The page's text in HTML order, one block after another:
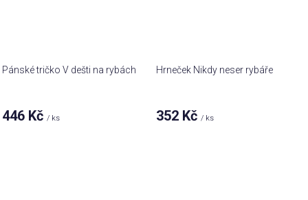
Pánské tričko V dešti na rybách
446 Kč/ ks
Hrneček Nikdy neser rybáře
352 Kč/ ks